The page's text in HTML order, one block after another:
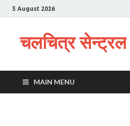
5 August 2026
चलचित्र सेन्ट्रल
MAIN MENU